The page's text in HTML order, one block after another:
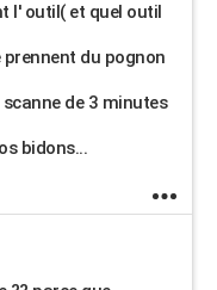
l' outil( et quel outil
du pognon
de 3 minutes
bidons...